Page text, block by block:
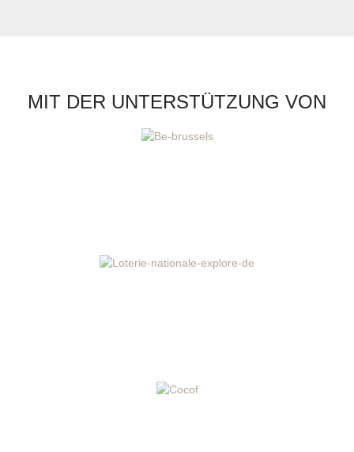
MIT DER UNTERSTÜTZUNG VON